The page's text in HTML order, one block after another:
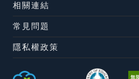
相關連結
常見問題
隱私權政策